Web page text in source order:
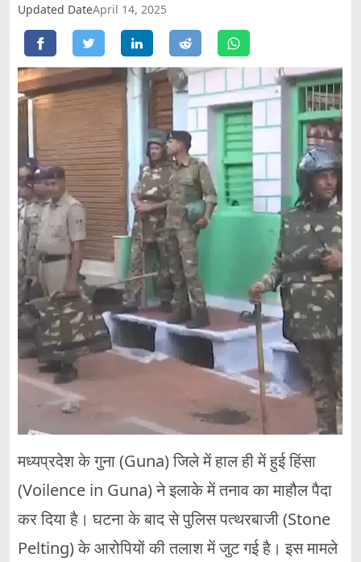
Updated DateApril 14, 2025
मध्यप्रदेश के गुना (Guna) जिले में हाल ही में हुई हिंसा
(Voilence in Guna) ने इलाके में तनाव का माहौल पैदा
कर दिया है। घटना के बाद से पुलिस पत्थरबाजी (Stone
Pelting) के आरोपियों की तलाश में जुट गई है। इस मामले